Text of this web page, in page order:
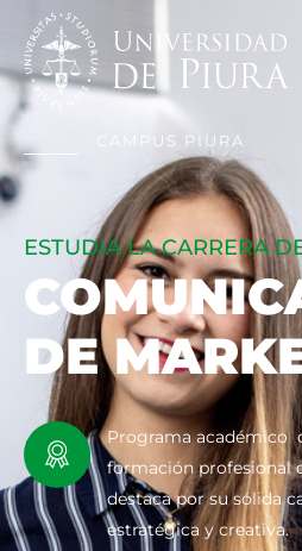
CAMPUS PIURA
ESTUDIA LA CARRERA
DE
Programa académico
formación profesional
destaca por su sólida
estratégica y creativa.